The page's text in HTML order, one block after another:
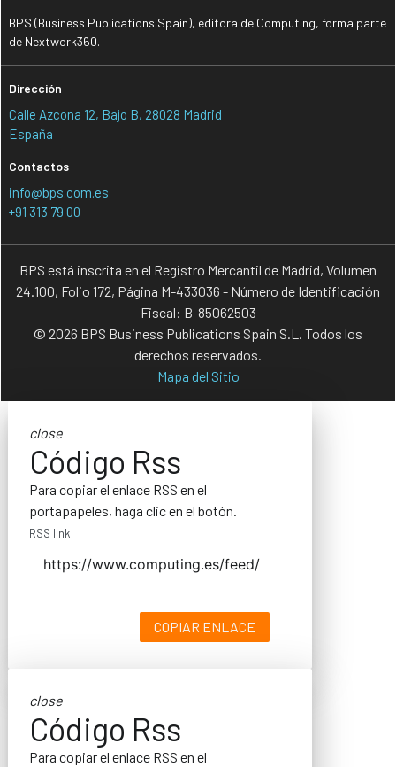
BPS (Business Publications Spain), editora de Computing, forma parte
de Nextwork360.
Dirección
Calle Azcona 12, Bajo B, 28028 Madrid
España
Contactos
info@bps.com.es
+91 313 79 00
BPS está inscrita en el Registro Mercantil de Madrid, Volumen
24.100, Folio 172, Página M-433036 - Número de Identificación
Fiscal: B-85062503
© 2026 BPS Business Publications Spain S.L. Todos los
derechos reservados.
Mapa del Sitio
close
Código Rss
Para copiar el enlace RSS en el
portapapeles, haga clic en el botón.
RSS link
COPIAR ENLACE
close
Código Rss
Para copiar el enlace RSS en el